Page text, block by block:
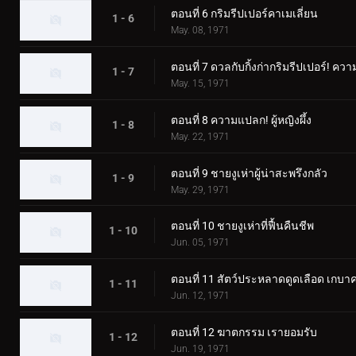
1 - 6 ตอนที่ 6 กริมรีปเปอร์คาเมเลี่ยน
May. 08, 1971
1 - 7 ตอนที่ 7 ดวลกับกิ้งก่ากริมรีปเปอร์! คว
May. 15, 1971
1 - 8 ตอนที่ 8 ความแปลก! ผู้หญิงผึ้ง
May. 22, 1971
1 - 9 ตอนที่ 9 ชายงูเห่าผู้น่าสะพรึงกลัว
May. 29, 1971
1 - 10 ตอนที่ 10 ชายงูเห่าที่ฟื้นคืนชีพ
Jun. 05, 1971
1 - 11 ตอนที่ 11 สัตว์ประหลาดดูดเลือด เกบา
Jun. 12, 1971
1 - 12 ตอนที่ 12 ฆาตกรรม เรายอมรับ
Jun. 19, 1971